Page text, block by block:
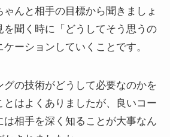
ゃんと相手の目標から聞きましょ
を聞く時に「どうしてそう思うの
ーションしていくことです。
グの技術がどうして必要なのかを
とはよくありましたが、良いコー
は相手を深く知ることが大事なん